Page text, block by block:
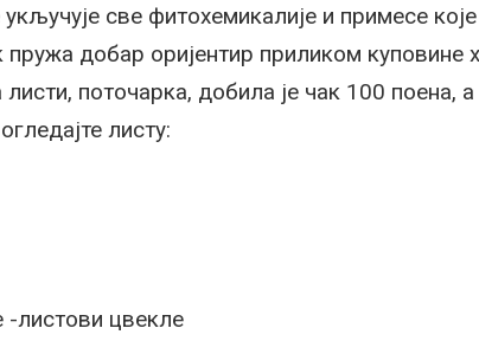
све фитохемикалије и примесе
пружа добар оријентир приликом
листи, поточарка, добила је чак 100 поена,
листу:
листови цвекле